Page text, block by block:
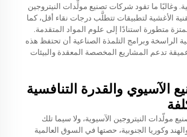
وغالبًا ما تقود شركات تصنيع مولِّدات النيتروجين
تقنية الأغشية لتطبيقات تتطلَّب درجات نقاء أقل، كما
متطورة استنادًا إلى علوم المواد المتقدمة.
الراسخة وبرامج التلمذة الصناعية أن تحتفظ هذه
تدعم المشاريع المخصصة المعقدة والبيئات
الآسيوي والقدرة التنافسية
مولّدات النيتروجين الآسيوية، ولا سيما تلك
وكوريا الجنوبية، حصتها في السوق العالمية